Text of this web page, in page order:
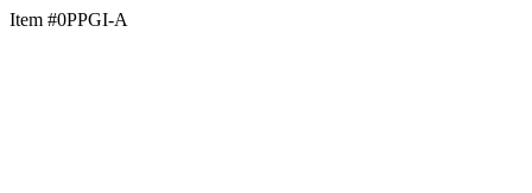
Item #0PPGI-A